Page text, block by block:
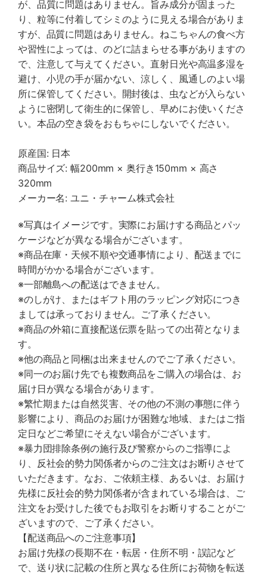
が、品質に問題はありません。旨み成分が固まった
り、粒等に付着してシミのように見える場合がありま
すが、品質に問題はありません。ねこちゃんの食べ方
や習性によっては、のどに詰まらせる事がありますの
で、注意して与えてください。直射日光や高温多湿を
避け、小児の手が届かない、涼しく、風通しのよい場
所に保管してください。開封後は、虫などが入らない
ように密閉して衛生的に保管し、早めにお使いくださ
い。本品の空き袋をおもちゃにしないでください。
原産国: 日本
商品サイズ: 幅200mm × 奥行き150mm × 高さ
320mm
メーカー名: ユニ・チャーム株式会社
※写真はイメージです。実際にお届けする商品とパッ
ケージなどが異なる場合がございます。
※商品在庫・天候不順や交通事情により、配送までに
時間がかかる場合がございます。
※一部離島への配送はできません。
※のしがけ、またはギフト用のラッピング対応につき
ましては承っておりません。ご了承ください。
※商品の外箱に直接配送伝票を貼っての出荷となりま
す。
※他の商品と同梱は出来ませんのでご了承ください。
※同一のお届け先でも複数商品をご購入の場合は、お
届け日が異なる場合があります。
※繁忙期または自然災害、その他の不測の事態に伴う
影響により、商品のお届けが困難な地域、またはご指
定日などご希望にそえない場合がございます。
※暴力団排除条例の施行及び警察からのご指導によ
り、反社会的勢力関係者からのご注文はお断りさせて
いただきます。なお、ご依頼主様、あるいは、お届け
先様に反社会的勢力関係者が含まれている場合は、ご
注文をお受けした後でもお取引をお断りすることがご
ざいますので、ご了承ください。
【配送商品へのご注意事項】
お届け先様の長期不在・転居・住所不明・誤記など
で、送り状に記載の住所と異なる住所にお荷物を転送